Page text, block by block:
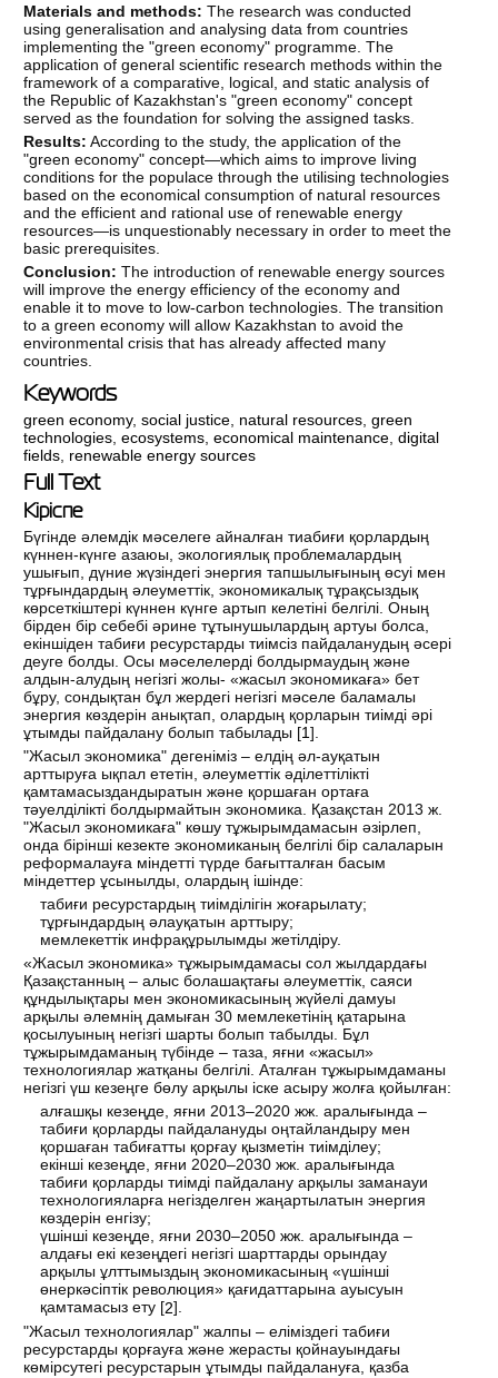
Materials and methods:The research was conducted
using generalisation and analysing data from countries
implementing the "green economy" programme. The
application of general scientific research methods within the
framework of a comparative, logical, and static analysis of
the Republic of Kazakhstan's "green economy" concept
served as the foundation for solving the assigned tasks.
Results: According to the study, the application of the
"green economy" concept—which aims to improve living
conditions for the populace through the utilising technologies
based on the economical consumption of natural resources
and the efficient and rational use of renewable energy
resources—is unquestionably necessary in order to meet the
basic prerequisites.
Conclusion: The introduction of renewable energy sources
will improve the energy efficiency of the economy and
enable it to move to low-carbon technologies. The transition
to a green economy will allow Kazakhstan to avoid the
environmental crisis that has already affected many
countries.
Keywords
green economy,social justice natural resources ,green
technologies ,ecosystems ,economical maintenance ,digital
fields renewable energy sources
Full Text
Кіріспе
Бүгінде әлемдік мәселеге айналған тиабиғи қорлардың
күннен-күнге азаюы, экологиялық проблемалардың
ушығып, дүние жүзіндегі энергия тапшылығының өсуі мен
тұрғындардың әлеуметтік, экономикалық тұрақсыздық
көрсеткіштері күннен күнге артып келетіні белгілі. Оның
бірден бір себебі әрине тұтынушылардың артуы болса,
екіншіден табиғи ресурстарды тиімсіз пайдаланудың әсері
деуге болды. Осы мәселелерді болдырмаудың және
алдын-алудың негізгі жолы- «жасыл экономикаға» бет
бұру, сондықтан бұл жердегі негізгі мәселе баламалы
энергия көздерін анықтап, олардың қорларын тиімді әрі
ұтымды пайдалану болып табылады [1].
"Жасыл экономика" дегеніміз – елдің әл-ауқатын
арттыруға ықпал ететін, әлеуметтік әділеттілікті
қамтамасыздандыратын және қоршаған ортаға
тәуелділікті болдырмайтын экономика. Қазақстан 2013 ж.
"Жасыл экономикаға" көшу тұжырымдамасын әзірлеп,
онда бірінші кезекте экономиканың белгілі бір салаларын
реформалауға міндетті түрде бағытталған басым
міндеттер ұсынылды, олардың ішінде:
табиғи ресурстардың тиімділігін жоғарылату;
тұрғындардың әлауқатын арттыру;
мемлекеттік инфрақұрылымды жетілдіру.
«Жасыл экономика» тұжырымдамасы сол жылдардағы
Қазақстанның – алыс болашақтағы әлеуметтік, саяси
құндылықтары мен экономикасының жүйелі дамуы
арқылы әлемнің дамыған 30 мемлекетінің қатарына
қосылуының негізгі шарты болып табылды. Бұл
тұжырымдаманың түбінде – таза, яғни «жасыл»
технологиялар жатқаны белгілі. Аталған тұжырымдаманы
негізгі үш кезеңге бөлу арқылы іске асыру жолға қойылған:
алғашқы кезеңде, яғни 2013–2020 жж. аралығында –
табиғи қорларды пайдалануды оңтайландыру мен
қоршаған табиғатты қорғау қызметін тиімділеу;
екінші кезеңде, яғни 2020–2030 жж. аралығында
табиғи қорларды тиімді пайдалану арқылы заманауи
технологияларға негізделген жаңартылатын энергия
көздерін енгізу;
үшінші кезеңде, яғни 2030–2050 жж. аралығында –
алдағы екі кезеңдегі негізгі шарттарды орындау
арқылы ұлттымыздың экономикасының «үшінші
өнеркәсіптік революция» қағидаттарына ауысуын
қамтамасыз ету [2].
"Жасыл технологиялар" жалпы – еліміздегі табиғи
ресурстарды қорғауға және жерасты қойнауындағы
көмірсутегі ресурстарын ұтымды пайдалануға, қазба